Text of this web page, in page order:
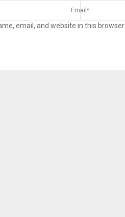
email, and website in this